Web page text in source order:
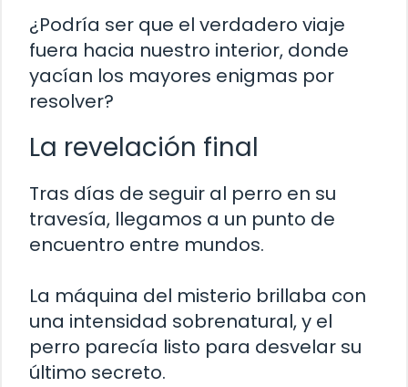
¿Podría ser que el verdadero viaje
fuera hacia nuestro interior, donde
yacían los mayores enigmas por
resolver?
La revelación final
Tras días de seguir al perro en su
travesía, llegamos a un punto de
encuentro entre mundos.
La máquina del misterio brillaba con
una intensidad sobrenatural, y el
perro parecía listo para desvelar su
último secreto.